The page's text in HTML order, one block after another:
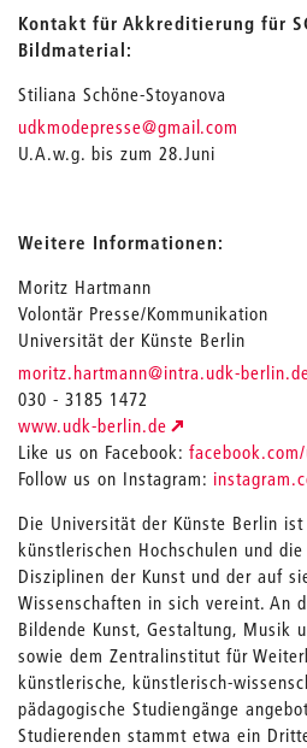
Kontakt für Akkreditierung für
Bildmaterial:
Stiliana Schöne-Stoyanova
udkmodepresse_
@gmail.com
U.A.w.g. bis zum 28.Juni
Weitere Informationen:
Moritz Hartmann
Volontär Presse/Kommunikation
Universität der Künste Berlin
moritz.hartmann_
@intra.udk-
030 - 3185 1472
www.udk-berlin.de
Like us on Facebook:
Follow us on Instagram:
Die Universität der Künste Berlin
künstlerischen Hochschulen und
Disziplinen der Kunst und der auf
Wissenschaften in sich vereint. An
Bildende Kunst, Gestaltung, Musik
sowie dem Zentralinstitut für
künstlerische, künstlerisch-
pädagogische Studiengänge
Studierenden stammt etwa ein